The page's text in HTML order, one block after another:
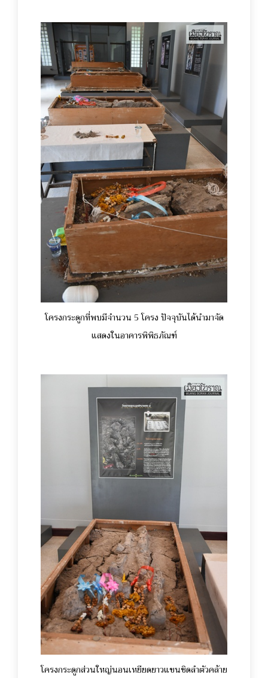
โครงกระดูกที่พบมีจำนวน 5 โครง ปัจจุบันได้นำมาจัด
แสดงในอาคารพิพิธภัณฑ์
โครงกระดูกส่วนใหญ่นอนเหยียดยาวแขนชิดลำตัวคล้าย